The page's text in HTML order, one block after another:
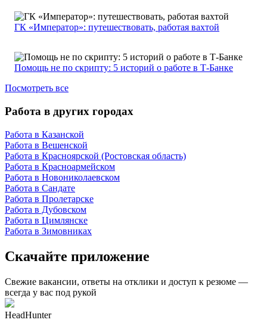
ГК «Император»: путешествовать, работая вахтой
Помощь не по скрипту: 5 историй о работе в Т-Банке
Посмотреть все
Работа в других городах
Работа в Казанской
Работа в Вешенской
Работа в Красноярской (Ростовская область)
Работа в Красноармейском
Работа в Новониколаевском
Работа в Сандате
Работа в Пролетарске
Работа в Дубовском
Работа в Цимлянске
Работа в Зимовниках
Скачайте приложение
Свежие вакансии, ответы на отклики и доступ к резюме —
всегда у вас под рукой
HeadHunter